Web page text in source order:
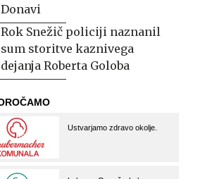
Donavi
Rok Snežič policiji naznanil
sum storitve kaznivega
dejanja Roberta Goloba